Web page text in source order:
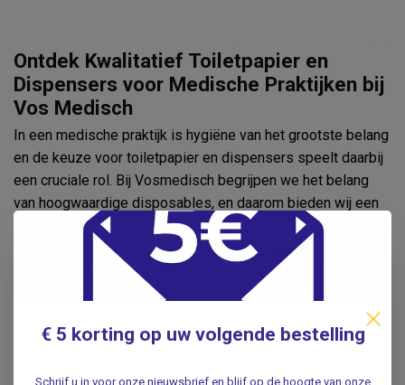
Ontdek Kwalitatief Toiletpapier en
Dispensers voor Medische Praktijken bij
Vos Medisch
In een medische praktijk is hygiëne van het grootste belang
en de keuze voor toiletpapier en dispensers speelt daarbij
een cruciale rol. Bij Vosmedisch begrijpen we het belang
van hoogwaardige disposables, en daarom bieden wij een
uitgebreide selectie toiletpapier en dispensers die voldoen
aan de strengste hygiënenormen. Ontdek hier waarom onze
producten een essentiële aanvulling zijn op uw medische
Toiletpapier van Uitzonderlijke Kwaliteit
€ 5 korting op uw volgende bestelling
Schrijf u in voor onze nieuwsbrief en blijf op de hoogte van onze